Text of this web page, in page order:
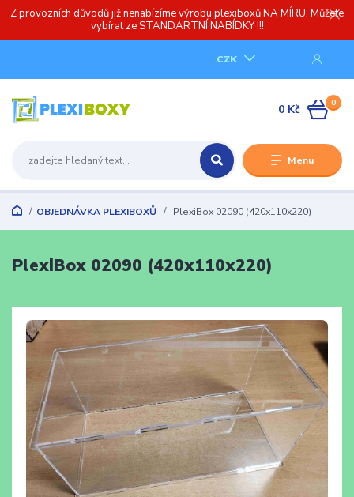
Z provozních důvodů již nenabízíme výrobu plexiboxů NA MÍRU. Můžete
vybírat ze STANDARTNÍ NABÍDKY !!!
Menu
CZK
0
0 Kč
OBJEDNÁVKA PLEXIBOXŮ PlexiBox 02090 (420x110x220)
PlexiBox 02090 (420x110x220)